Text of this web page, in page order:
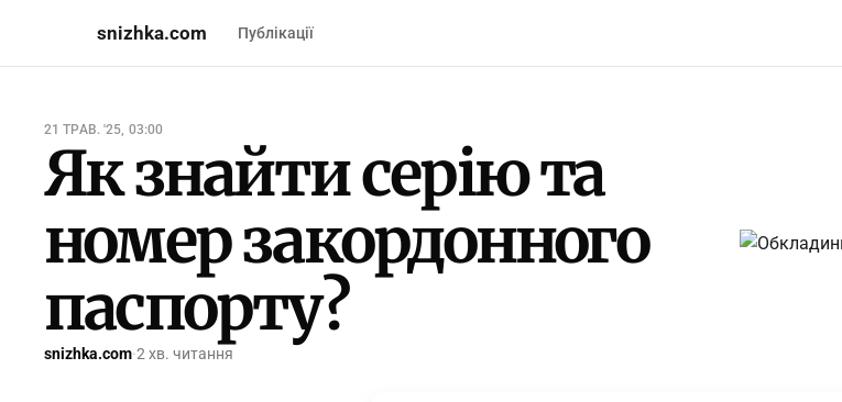
snizhka.com Публікації
21 ТРАВ. '25, 03:00
Як знайти серію та
номер закордонного
паспорту?
snizhka.com·2 хв. читання